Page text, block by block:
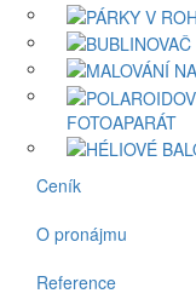
FOTOAPARÁT
Ceník
O pronájmu
Reference